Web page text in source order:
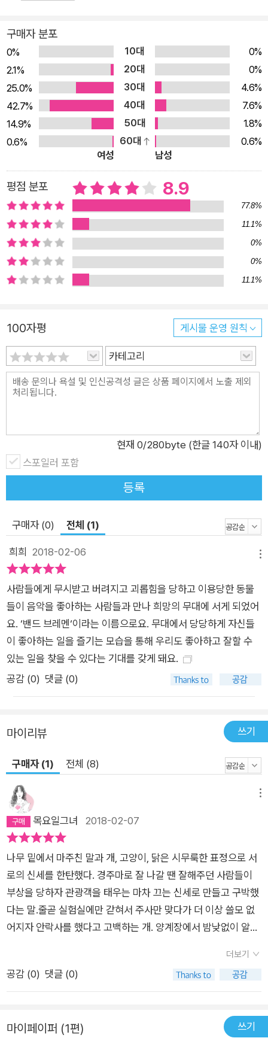
승합차를 몰고 다닐 리도, 숲에서 찬바람에 찬 이슬을 맞아 가며
노숙을 할 리도 없을 테니까요. 네 사람은 브레멘 음악대를 쏙 빼
닮은 네 동물을 보고 놀라기는커녕 잔뜩 신이 나서 맴버로 맞아들
이려다 그만 된서리를 맞고 맙니다. 네 동물들이 쏟아내는 원망과
분노와 질책을 인간 대표로 고스란히 뒤집어쓰게 된 것이지요. 하
지만 네 사람은 변명을 늘어놓거나 설득하려 드는 대신 자신들의
음악을 들려줍니다. 네 사람과 네 동물의 처지를 고스란히 옮겨
담은 듯한 음악을 말이지요. 이윽고 네 사람의 연주에 네 동물의
퍼포먼스가 더해지면서 숲은 세상에서 가장 아름다운 공연장으
로 바뀌어 갑니다. 쓸모없는, 아니 쓸모없다 여겨져 온 네 사람과
네 동물이 모여 비로소 완전체가 된 것이지요. 그 날 새로 태어난
밴드 브레멘은 오롯이 스스로의 힘으로 스스로의 존재 가치를 새
롭게 써 내려갑니다. 2백 년 전 브레멘 음악대가 미처 하지 못했
던 바로 그 ‘음악’으로 말이지요. 밴드 브레멘의 행보는 스스로의
가치를 미처 발견하지 못한 어린이에게, 스스로의 삶을 가치 없다
여기는 어른들에게 물어 옵니다. “ 혹시 다른 사람의 잣대로 네
고 있니?” 하고 말이지요.
구매자 분포
0% 10대
0%
2.1%
20대
0%
25.0%
30대
4.6%
42.7%
40대
7.6%
14.9%
50대
1.8%
0.6%
60대
0.6%
여성
남성
평점 분포 8.9
77.8%
11.1%
0%
0%
11.1%
100자평 게시물 운영 원칙
카테고리
현재 0/280byte (한글 140자 이내)
스포일러 포함
등록
구매자 (0) 전체 (1)
희희 2018-02-06
사람들에게 무시받고 버려지고 괴롭힘을 당하고 이용당한 동물
들이 음악을 좋아하는 사람들과 만나 희망의 무대에 서게 되었어
요. ‘밴드 브레멘‘이라는 이름으로요. 무대에서 당당하게 자신들
이 좋아하는 일을 즐기는 모습을 통해 우리도 좋아하고 잘할 수
있는 일을 찾을 수 있다는 기대를 갖게 돼요.
공감 (0) 댓글 (0)
마이리뷰 쓰기
구매자 (1) 전체 (8)
목요일그녀 2018-02-07
나무 밑에서 마주친 말과 개, 고양이, 닭은 시무룩한 표정으로 서
로의 신세를 한탄했다. 경주마로 잘 나갈 땐 잘해주던 사람들이
부상을 당하자 관광객을 태우는 마차 끄는 신세로 만들고 구박했
다는 말.줄곧 실험실에만 갇혀서 주사만 맞다가 더 이상 쓸모 없
어지자 안락사를 했다고 고백하는 개. 양계장에서 밤낮없이 알을
했다고 고백하는 닭. 사람 손에 자라다가 길에 버려진 고양이. 이
들은 더 이상 사람들을 믿지 않겠다고 선언하고, 자신들이 잘 할
수 있는 걸 해보자고 의견을 모은다. 그렇게 시작된 동물들의 브
레멘 밴드! 나는 동물들을 무서워하는 편이고, 집에서 강아지나
고양이를 키우는 걸 좋아하지 않는다. 예윤이는 언제부턴가 강아
더보기
공감 (0) 댓글 (0)
마이페이퍼 (1편) 쓰기